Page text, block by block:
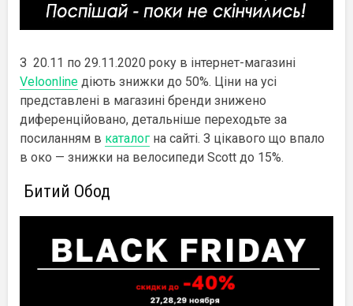
З 20.11 по 29.11.2020 року в інтернет-магазині
Veloonline діють знижки до 50%. Ціни на усі
представлені в магазині бренди знижено
диференційовано, детальніше переходьте за
посиланням в каталог на сайті. З цікавого що впало
в око — знижки на велосипеди Scott до 15%.
Битий Обод